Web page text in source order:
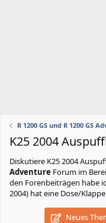
R 1200 GS und R 1200 GS
K25 2004
Diskutiere K25 2004
Adventure Forum im
den Forenbeiträgen habe
2004) hat eine Dose/
Neues